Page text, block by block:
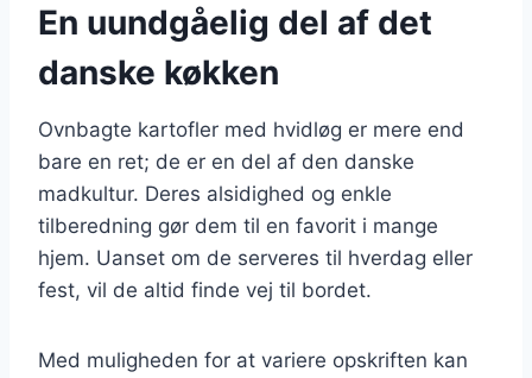
En uundgåelig del af det
danske køkken
Ovnbagte kartofler med hvidløg er mere end
bare en ret; de er en del af den danske
madkultur. Deres alsidighed og enkle
tilberedning gør dem til en favorit i mange
hjem. Uanset om de serveres til hverdag eller
fest, vil de altid finde vej til bordet.
Med muligheden for at variere opskriften kan